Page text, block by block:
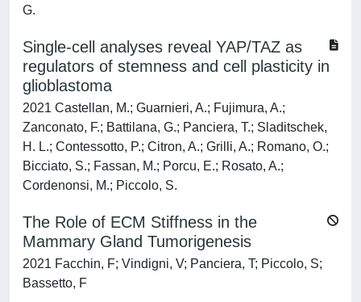
G.
Single-cell analyses reveal YAP/TAZ as
regulators of stemness and cell plasticity in
glioblastoma
2021 Castellan, M.; Guarnieri, A.; Fujimura, A.;
Zanconato, F.; Battilana, G.; Panciera, T.; Sladitschek,
H. L.; Contessotto, P.; Citron, A.; Grilli, A.; Romano, O.;
Bicciato, S.; Fassan, M.; Porcu, E.; Rosato, A.;
Cordenonsi, M.; Piccolo, S.
The Role of ECM Stiffness in the
Mammary Gland Tumorigenesis
2021 Facchin, F; Vindigni, V; Panciera, T; Piccolo, S;
Bassetto, F